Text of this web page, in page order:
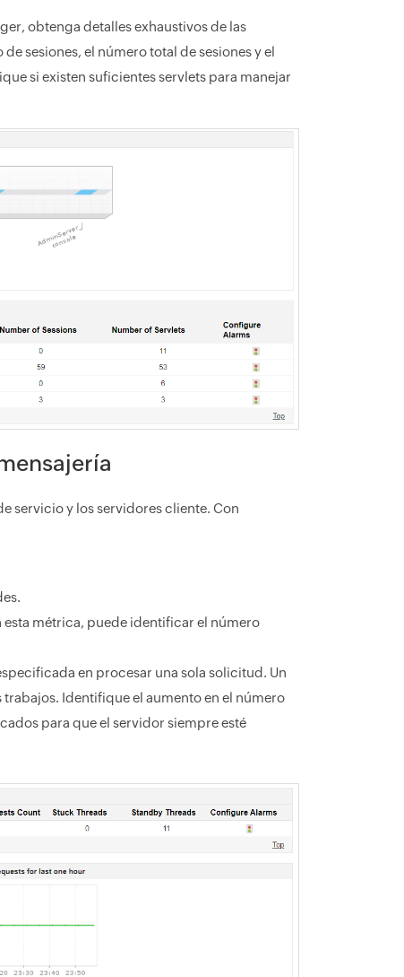
obtenga detalles exhaustivos de las
sesiones, el número total de sesiones y el
si existen suficientes servlets para manejar
servicio y los servidores cliente. Con
métrica, puede identificar el número
en procesar una sola solicitud. Un
Identifique el aumento en el número
para que el servidor siempre esté